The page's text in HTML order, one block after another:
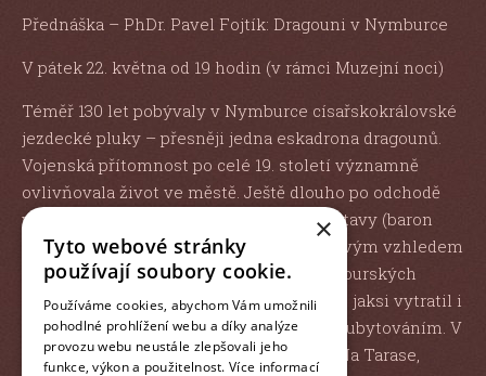
Přednáška – PhDr. Pavel Fojtík: Dragouni v Nymburce
V pátek 22. května od 19 hodin (v rámci Muzejní noci)
Téměř 130 let pobývaly v Nymburce císařskokrálovské
jezdecké pluky – přesněji jedna eskadrona dragounů.
Vojenská přítomnost po celé 19. století významně
ovlivňovala život ve městě. Ještě dlouho po odchodě
vojáků se vzpomínalo na legendární postavy (baron
Viktor Kraus a siamský princ), které se svým vzhledem
či vystupováním zapsaly do paměti nymburských
obyvatel. S jejich odchodem roku 1896 se jaksi vytratil i
význam ulic a hospod spojených s jejich ubytováním. V
Nymburce ne nadarmo máme hospodu Na Tarase,
×
Tyto webové stránky
používají soubory cookie.
Používáme cookies, abychom Vám umožnili
pohodlné prohlížení webu a díky analýze
provozu webu neustále zlepšovali jeho
funkce, výkon a použitelnost.Více informací